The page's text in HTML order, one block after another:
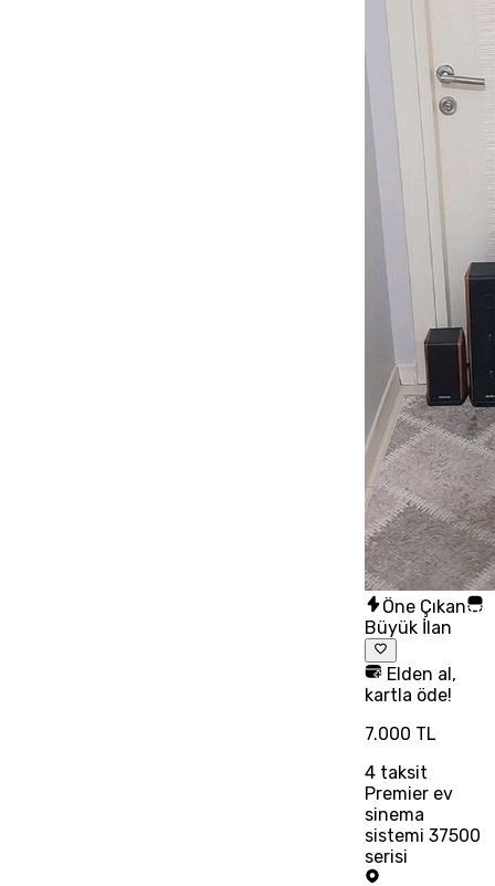
Öne Çıkan
Büyük İlan
Elden al,
kartla öde!
7.000 TL
4 taksit
Premier ev
sinema
sistemi 37500
serisi